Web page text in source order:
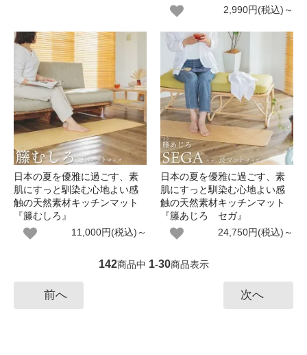
2,990円(税込)～
日本の夏を優雅に過ごす、素
肌にすっと馴染む心地よい感
触の天然素材キッチンマット
『籐むしろ』
11,000円(税込)～
日本の夏を優雅に過ごす、素
肌にすっと馴染む心地よい感
触の天然素材キッチンマット
『籐あじろ セガ』
24,750円(税込)～
142商品中 1-30商品表示
前へ 次へ